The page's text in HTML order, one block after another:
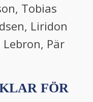
Tobias
Liridon
Pär
FÖR